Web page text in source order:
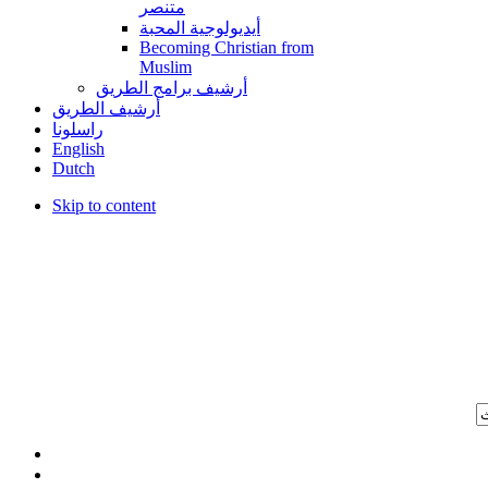
متنصر
أيديولوجية المحبة
Becoming Christian from
Muslim
أرشيف برامج الطريق
أرشيف الطريق
راسلونا
English
Dutch
Skip to content